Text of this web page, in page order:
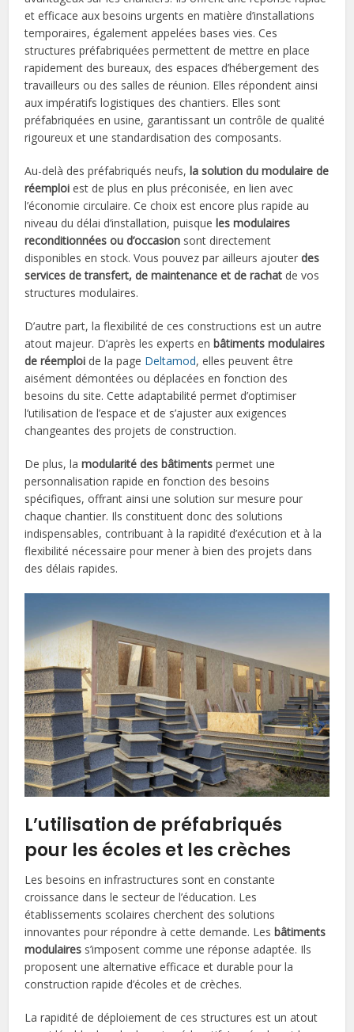
et efficace aux besoins urgents en matière d’installations
temporaires, également appelées bases vies. Ces
structures préfabriquées permettent de mettre en place
rapidement des bureaux, des espaces d’hébergement des
travailleurs ou des salles de réunion. Elles répondent ainsi
aux impératifs logistiques des chantiers. Elles sont
préfabriquées en usine, garantissant un contrôle de qualité
rigoureux et une standardisation des composants.
Au-delà des préfabriqués neufs,la solution du modulaire de
réemploi est de plus en plus préconisée, en lien avec
l’économie circulaire. Ce choix est encore plus rapide au
niveau du délai d’installation, puisqueles modulaires
reconditionnées ou d’occasion sont directement
disponibles en stock. Vous pouvez par ailleurs ajouterdes
services de transfert, de maintenance et de rachat de vos
structures modulaires.
D’autre part, la flexibilité de ces constructions est un autre
atout majeur. D’après les experts enbâtiments modulaires
de réemploi de la page Deltamod, elles peuvent être
aisément démontées ou déplacées en fonction des
besoins du site. Cette adaptabilité permet d’optimiser
l’utilisation de l’espace et de s’ajuster aux exigences
changeantes des projets de construction.
De plus, lamodularité des bâtiments permet une
personnalisation rapide en fonction des besoins
spécifiques, offrant ainsi une solution sur mesure pour
chaque chantier. Ils constituent donc des solutions
indispensables, contribuant à la rapidité d’exécution et à la
flexibilité nécessaire pour mener à bien des projets dans
des délais rapides.
L’utilisation de préfabriqués
pour les écoles et les crèches
Les besoins en infrastructures sont en constante
croissance dans le secteur de l’éducation. Les
établissements scolaires cherchent des solutions
innovantes pour répondre à cette demande. Lesbâtiments
modulaires s’imposent comme une réponse adaptée. Ils
proposent une alternative efficace et durable pour la
construction rapide d’écoles et de crèches.
La rapidité de déploiement de ces structures est un atout